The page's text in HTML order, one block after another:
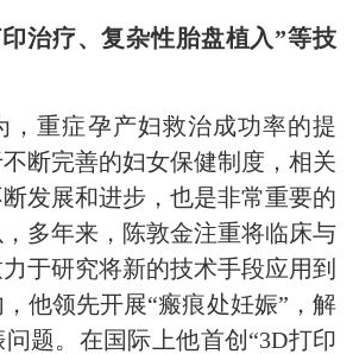
疗、复杂性胎盘植入”等技
重症孕产妇救治成功率的提
断完善的妇女保健制度，相关
发展和进步，也是非常重要的
多年来，陈敦金注重将临床与
于研究将新的技术手段应用到
他领先开展“瘢痕处妊娠”，解
题。在国际上他首创“3D打印